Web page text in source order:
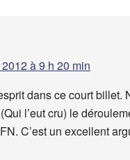
à 9 h 20 min
dans ce court billet.
l’eut cru) le
C’est un excellent